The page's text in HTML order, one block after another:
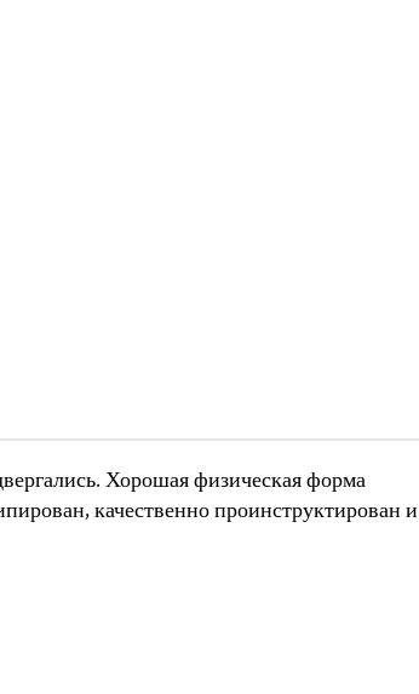
Хорошая физическая форма
качественно проинструктирован и